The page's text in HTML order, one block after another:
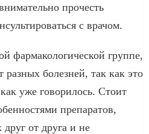
прочесть
с врачом.
фармакологической группе,
разных болезней, так как это
уже говорилось. Стоит
препаратов,
от друга и не